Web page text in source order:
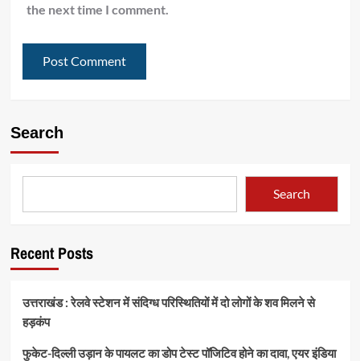
the next time I comment.
Search
Search
Recent Posts
उत्तराखंड : रेलवे स्टेशन में संदिग्ध परिस्थितियों में दो लोगों के शव मिलने से
हड़कंप
फुकेट-दिल्ली उड़ान के पायलट का डोप टेस्ट पॉजिटिव होने का दावा, एयर इंडिया